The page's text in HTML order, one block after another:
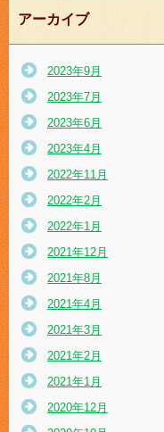
アーカイブ
2023年9月
2023年7月
2023年6月
2023年4月
2022年11月
2022年2月
2022年1月
2021年12月
2021年8月
2021年4月
2021年3月
2021年2月
2021年1月
2020年12月